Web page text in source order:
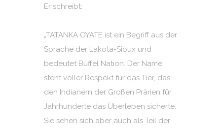
Er schreibt:
„TATANKA OYATE ist ein Begriff aus der
Sprache der Lakota-Sioux und
bedeutet Büffel Nation. Der Name
steht voller Respekt für das Tier, das
den Indianern der Großen Prärien für
Jahrhunderte das Überleben sicherte.
Sie sehen sich aber auch als Teil der